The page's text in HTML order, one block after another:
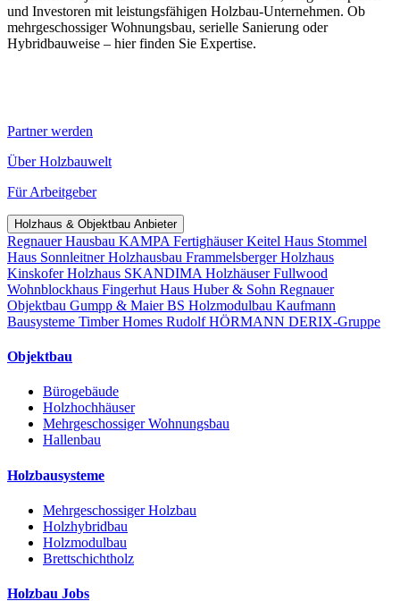
und Investoren mit leistungsfähigen Holzbau-Unternehmen. Ob
mehrgeschossiger Wohnungsbau, serielle Sanierung oder
Hybridbauweise – hier finden Sie Expertise.
Partner werden
Über Holzbauwelt
Für Arbeitgeber
Holzhaus & Objektbau Anbieter
Regnauer Hausbau KAMPA FertighäuserKeitel Haus Stommel
Haus Sonnleitner Holzhausbau Frammelsberger Holzhaus
Kinskofer Holzhaus SKANDIMA HolzhäuserFullwood
Wohnblockhaus Fingerhut Haus Huber & Sohn Regnauer
Objektbau Gumpp & MaierBS Holzmodulbau Kaufmann
Bausysteme Timber Homes Rudolf HÖRMANN DERIX-Gruppe
Objektbau
Bürogebäude
Holzhochhäuser
Mehrgeschossiger Wohnungsbau
Hallenbau
Holzbausysteme
Mehrgeschossiger Holzbau
Holzhybridbau
Holzmodulbau
Brettschichtholz
Holzbau Jobs